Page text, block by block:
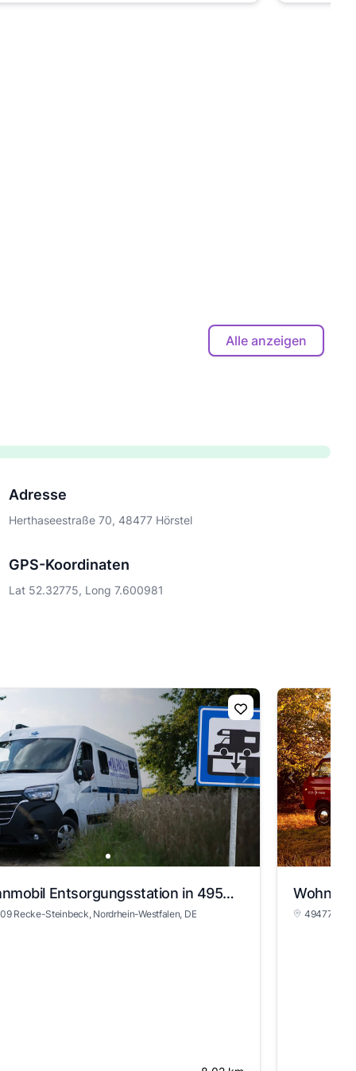
Alle anzeigen
Adresse
Herthaseestraße 70, 48477 Hörstel
GPS-Koordinaten
Lat 52.32775, Long 7.600981
Wohnmobil Entsorgungsstation in 49509 Recke-Steinbeck
Recke-Steinbeck, Nordrhein-Westfalen, DE 49477